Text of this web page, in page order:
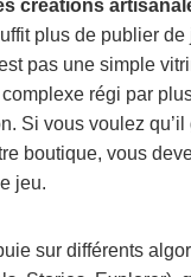
créations
plus de publier de
pas une simple
régi par
Si vous voulez
boutique, vous
jeu.
sur différents